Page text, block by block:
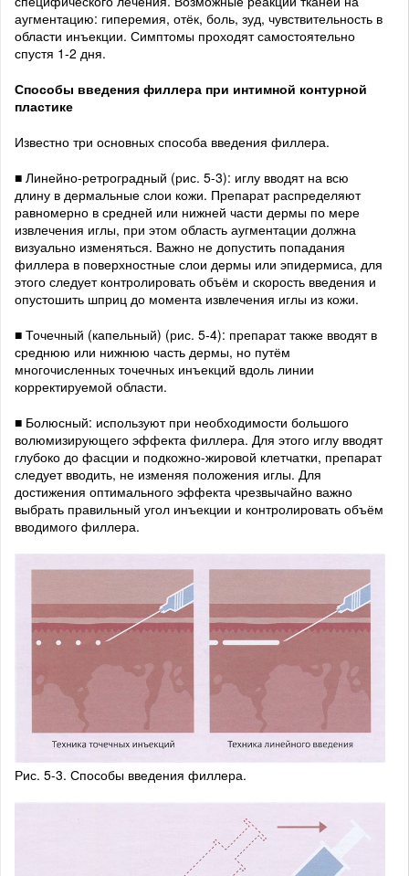
аугментацию: гиперемия, отёк, боль, зуд, чувствительность в
области инъекции. Симптомы проходят самостоятельно
спустя 1-2 дня.
Способы введения филлера при интимной контурной
пластике
Известно три основных способа введения филлера.
■ Линейно-ретроградный (рис. 5-3): иглу вводят на всю
длину в дермальные слои кожи. Препарат распределяют
равномерно в средней или нижней части дермы по мере
извлечения иглы, при этом область аугментации должна
визуально изменяться. Важно не допустить попадания
филлера в поверхностные слои дермы или эпидермиса, для
этого следует контролировать объём и скорость введения и
опустошить шприц до момента извлечения иглы из кожи.
■ Точечный (капельный) (рис. 5-4): препарат также вводят в
среднюю или нижнюю часть дермы, но путём
многочисленных точечных инъекций вдоль линии
корректируемой области.
■ Болюсный: используют при необходимости большого
волюмизирующего эффекта филлера. Для этого иглу вводят
глубоко до фасции и подкожно-жировой клетчатки, препарат
следует вводить, не изменяя положения иглы. Для
достижения оптимального эффекта чрезвычайно важно
выбрать правильный угол инъекции и контролировать объём
вводимого филлера.
Рис. 5-3. Способы введения филлера.